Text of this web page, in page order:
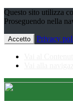
Questo sito utilizza
Proseguendo nella
Accetto Privacy